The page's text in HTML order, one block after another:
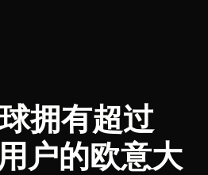
拥有超过
户的欧意大